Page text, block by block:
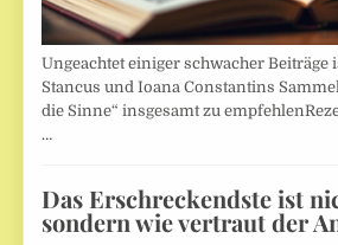
Ungeachtet einiger schwacher Beiträge
Stancus und Ioana Constantins
die Sinne“ insgesamt zu
…
Das Erschreckendste ist
sondern wie vertraut der